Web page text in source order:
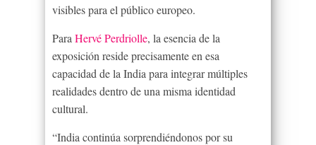
visibles para el público europeo.
Para Hervé Perdriolle, la esencia de la
exposición reside precisamente en esa
capacidad de la India para integrar múltiples
realidades dentro de una misma identidad
cultural.
“India continúa sorprendiéndonos por su